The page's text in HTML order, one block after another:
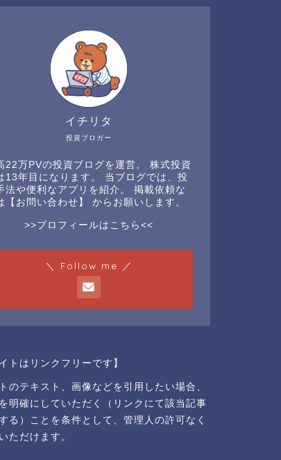
投資ブロガー
イチリタ
22万PVの投資ブログを運営。 株式投資
13年目になります。 当ブログでは、投
法や便利なアプリを紹介。 掲載依頼な
【お問い合わせ】 からお願いします。
>>プロフィールはこちら<<
＼ Follow me ／
トはリンクフリーです】
のテキスト、画像などを引用したい場合、
明確にしていただく（リンクにて該当記事
る）ことを条件として、管理人の許可なく
ただけます。